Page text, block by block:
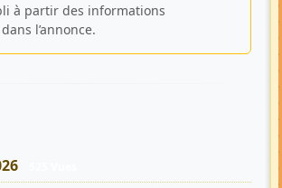
à partir des informations
l’annonce.